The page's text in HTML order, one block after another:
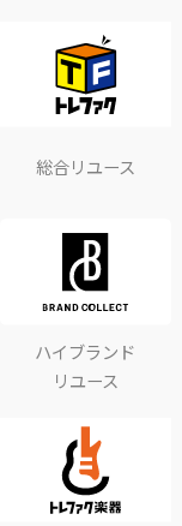
総合リユース
ハイブランド
リユース